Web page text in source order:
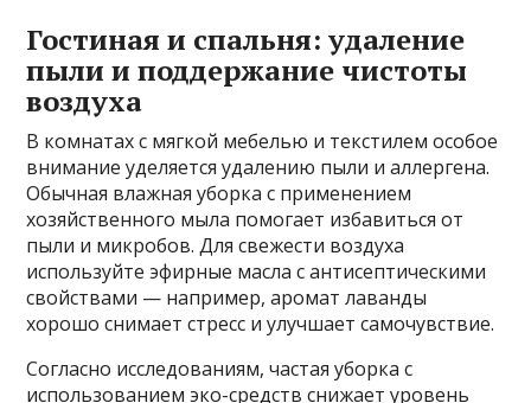
Гостиная и спальня: удаление
пыли и поддержание чистоты
воздуха
В комнатах с мягкой мебелью и текстилем особое
внимание уделяется удалению пыли и аллергена.
Обычная влажная уборка с применением
хозяйственного мыла помогает избавиться от
пыли и микробов. Для свежести воздуха
используйте эфирные масла с антисептическими
свойствами — например, аромат лаванды
хорошо снимает стресс и улучшает самочувствие.
Согласно исследованиям, частая уборка с
использованием эко-средств снижает уровень